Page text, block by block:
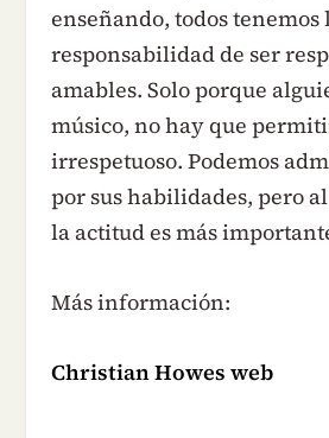
enseñando, todos tenemos
responsabilidad de ser
amables. Solo porque
músico, no hay que
irrespetuoso. Podemos
por sus habilidades, pero
la actitud es más
Más información:
Christian Howes web